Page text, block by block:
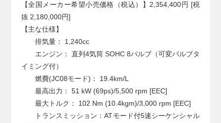
【全国メーカー希望小売価格（税込）】2,354,400円 [税
抜 2,180,000円]
【主な仕様】
排気量： 1,240cc
エンジン： 直列4気筒 SOHC 8バルブ（可変バルブタ
イミング付）
燃費(JC08モード)： 19.4km/L
最高出力： 51 kW (69ps)/5,500 rpm [EEC]
最大トルク： 102 Nm (10.4kgm)/3,000 rpm [EEC]
トランスミッション：ATモード付5速シーケンシャル